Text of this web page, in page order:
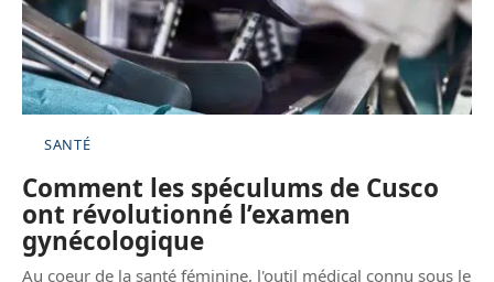
SANTÉ
Comment les spéculums de Cusco
ont révolutionné l’examen
gynécologique
Au coeur de la santé féminine, l'outil médical connu sous le